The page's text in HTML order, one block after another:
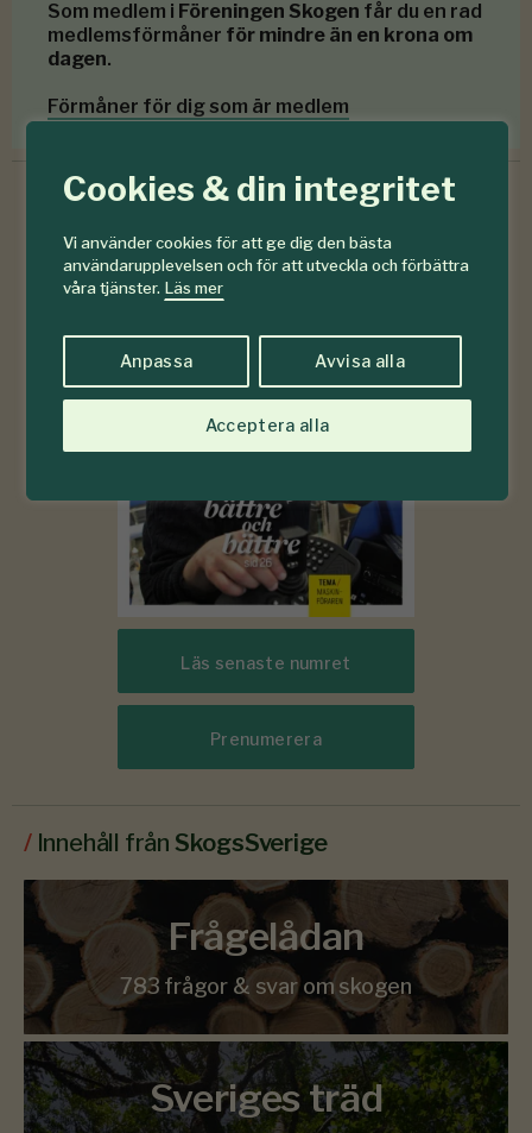
Cookies & din integritet
Vi använder cookies för att ge dig den bästa
användarupplevelsen och för att utveckla och förbättra
våra tjänster. Läs mer
Anpassa Avvisa alla
Acceptera alla
Som medlem i Föreningen Skogen får du en rad
medlemsförmåner för mindre än en krona om
dagen.
Förmåner för dig som är medlem
#6-7
Läs senaste numret
Prenumerera
/ Innehåll från SkogsSverige
Frågelådan
783 frågor & svar om skogen
Sveriges träd